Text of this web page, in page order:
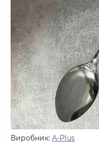
Виробник: A-Plus